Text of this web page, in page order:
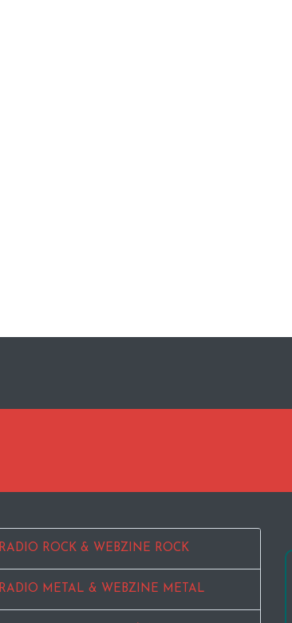
RADIO ROCK & WEBZINE ROCK
RADIO METAL & WEBZINE METAL